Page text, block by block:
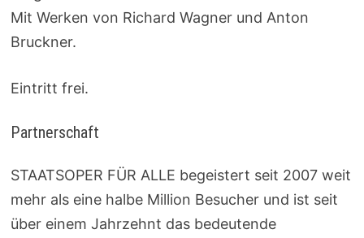
Mit Werken von Richard Wagner und Anton
Bruckner.
Eintritt frei.
Partnerschaft
STAATSOPER FÜR ALLE begeistert seit 2007 weit
mehr als eine halbe Million Besucher und ist seit
über einem Jahrzehnt das bedeutende